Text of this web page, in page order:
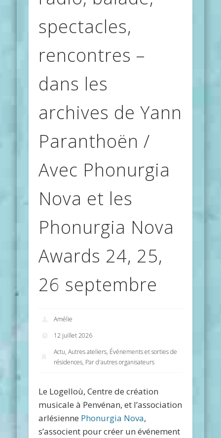
spectacles,
rencontres –
dans les
archives de Yann
Paranthoën /
Avec Phonurgia
Nova et les
Phonurgia Nova
Awards 24, 25,
26 septembre
Amélie
12 juillet 2026
Actu,Autres ateliers, Événements et sorties de
résidences, Par d'autres organisateurs
Le Logelloù, Centre de création
musicale à Penvénan, et l’association
arlésienne Phonurgia Nova,
s’associent pour créer un événement